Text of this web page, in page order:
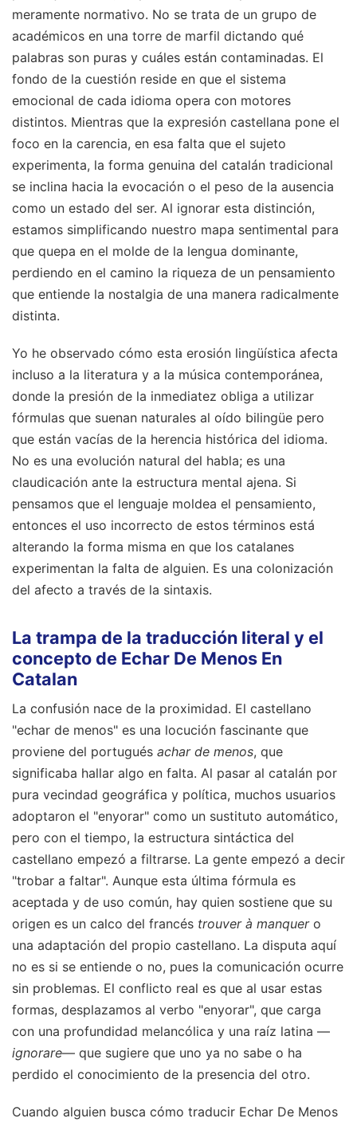
meramente normativo. No se trata de un grupo de
académicos en una torre de marfil dictando qué
palabras son puras y cuáles están contaminadas. El
fondo de la cuestión reside en que el sistema
emocional de cada idioma opera con motores
distintos. Mientras que la expresión castellana pone el
foco en la carencia, en esa falta que el sujeto
experimenta, la forma genuina del catalán tradicional
se inclina hacia la evocación o el peso de la ausencia
como un estado del ser. Al ignorar esta distinción,
estamos simplificando nuestro mapa sentimental para
que quepa en el molde de la lengua dominante,
perdiendo en el camino la riqueza de un pensamiento
que entiende la nostalgia de una manera radicalmente
distinta.
Yo he observado cómo esta erosión lingüística afecta
incluso a la literatura y a la música contemporánea,
donde la presión de la inmediatez obliga a utilizar
fórmulas que suenan naturales al oído bilingüe pero
que están vacías de la herencia histórica del idioma.
No es una evolución natural del habla; es una
claudicación ante la estructura mental ajena. Si
pensamos que el lenguaje moldea el pensamiento,
entonces el uso incorrecto de estos términos está
alterando la forma misma en que los catalanes
experimentan la falta de alguien. Es una colonización
del afecto a través de la sintaxis.
La trampa de la traducción literal y el
concepto de Echar De Menos En
Catalan
La confusión nace de la proximidad. El castellano
"echar de menos" es una locución fascinante que
proviene del portugués achar de menos, que
significaba hallar algo en falta. Al pasar al catalán por
pura vecindad geográfica y política, muchos usuarios
adoptaron el "enyorar" como un sustituto automático,
pero con el tiempo, la estructura sintáctica del
castellano empezó a filtrarse. La gente empezó a decir
"trobar a faltar". Aunque esta última fórmula es
aceptada y de uso común, hay quien sostiene que su
origen es un calco del francés trouver à manquero
una adaptación del propio castellano. La disputa aquí
no es si se entiende o no, pues la comunicación ocurre
sin problemas. El conflicto real es que al usar estas
formas, desplazamos al verbo "enyorar", que carga
con una profundidad melancólica y una raíz latina —
ignorare— que sugiere que uno ya no sabe o ha
perdido el conocimiento de la presencia del otro.
Cuando alguien busca cómo traducir Echar De Menos